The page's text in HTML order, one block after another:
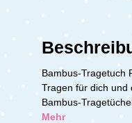
Bambus-Tragetuch
Tragen für dich und
Bambus-
Mehr